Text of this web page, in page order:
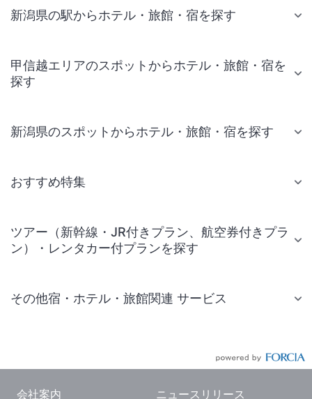
新潟県の駅からホテル・旅館・宿を探す
甲信越エリアのスポットからホテル・旅館・宿を
探す
新潟県のスポットからホテル・旅館・宿を探す
おすすめ特集
ツアー（新幹線・JR付きプラン、航空券付きプラ
ン）・レンタカー付プランを探す
その他宿・ホテル・旅館関連 サービス
会社案内 ニュースリリース